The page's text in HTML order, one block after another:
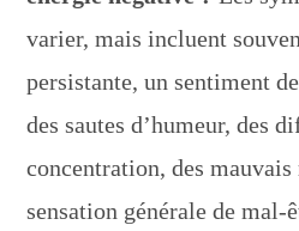
varier, mais incluent
persistante, un sentiment
des sautes d’humeur, des
concentration, des mauvais
sensation générale de mal-